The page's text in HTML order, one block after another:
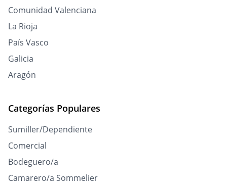
Comunidad Valenciana
La Rioja
País Vasco
Galicia
Aragón
Categorías Populares
Sumiller/Dependiente
Comercial
Bodeguero/a
Camarero/a Sommelier